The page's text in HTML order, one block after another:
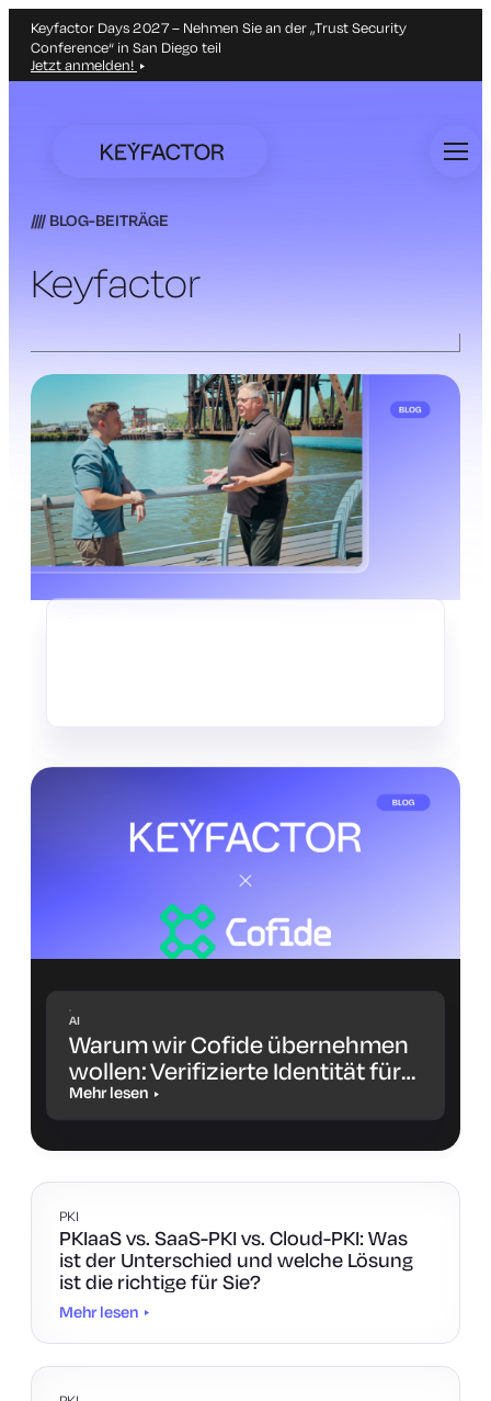
Keyfactor Days 2027 – Nehmen Sie an der „Trust Security
Conference“ in San Diego teil
Jetzt anmelden!
springen
BLOG-BEITRÄGE
Keyfactor
AI
Warum wir Cofide übernehmen
wollen: Verifizierte Identität für
Workloads und KI-Agenten
Mehr lesen
PKI
PKIaaS vs. SaaS-PKI vs. Cloud-PKI: Was
ist der Unterschied und welche Lösung
ist die richtige für Sie?
Mehr lesen